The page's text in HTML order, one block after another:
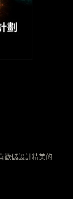
歡儲設計精美的